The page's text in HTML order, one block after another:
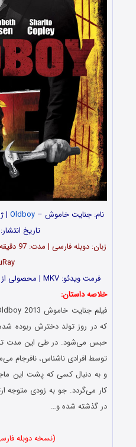
نام: جنایت خاموش – Oldboy
|
تاریخ انتشار:
زبان:
فرمت ویدئو: MKV | محصولی از کشور آمریکا | امتیاز: 5.7 از 10
خلاصه داستان:
حبس می‌شود. در طی این مدت
توسط افرادی ناشناس، نافرجام
و به دنبال کسی که پشت این
کار می‌گردد. جو به زودی متوجه
در گذشته شده و…
(نسخه دوبله